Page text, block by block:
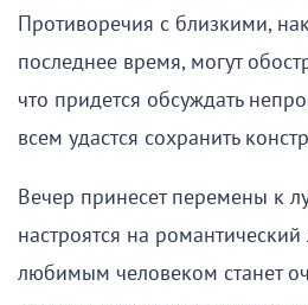
Противоречия с близкими,
последнее время, могут
что придется обсуждать
всем удастся сохранить
Вечер принесет перемены к
настроятся на романтический
любимым человеком станет